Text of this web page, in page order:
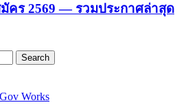
คร 2569 — รวมประกาศล่าสุด
Works